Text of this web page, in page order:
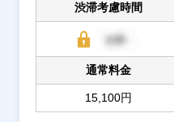
渋滞考慮時間
通常料金
15,100円